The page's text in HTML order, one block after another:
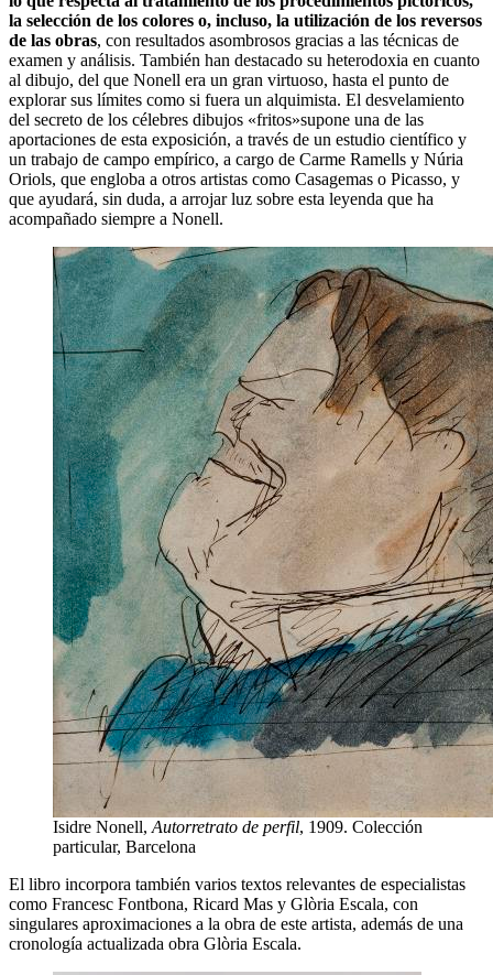
la selección de los colores o, incluso, la utilización de los reversos
de las obras, con resultados asombrosos gracias a las técnicas de
examen y análisis. También han destacado su heterodoxia en cuanto
al dibujo, del que Nonell era un gran virtuoso, hasta el punto de
explorar sus límites como si fuera un alquimista. El desvelamiento
del secreto de los célebres dibujos «fritos»supone una de las
aportaciones de esta exposición, a través de un estudio científico y
un trabajo de campo empírico, a cargo de Carme Ramells y Núria
Oriols, que engloba a otros artistas como Casagemas o Picasso, y
que ayudará, sin duda, a arrojar luz sobre esta leyenda que ha
acompañado siempre a Nonell.
Isidre Nonell, Autorretrato de perfil, 1909. Colección
particular, Barcelona
El libro incorpora también varios textos relevantes de especialistas
como Francesc Fontbona, Ricard Mas y Glòria Escala, con
singulares aproximaciones a la obra de este artista, además de una
cronología actualizada obra Glòria Escala.